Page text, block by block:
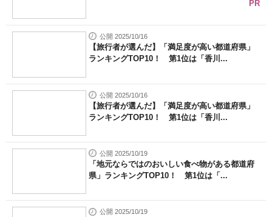
PR
公開 2025/10/16
【旅行者が選んだ】「満足度が高い都道府県」
ランキングTOP10！ 第1位は「香川...
公開 2025/10/16
【旅行者が選んだ】「満足度が高い都道府県」
ランキングTOP10！ 第1位は「香川...
公開 2025/10/19
「地元ならではのおいしい食べ物がある都道府
県」ランキングTOP10！ 第1位は「...
公開 2025/10/19